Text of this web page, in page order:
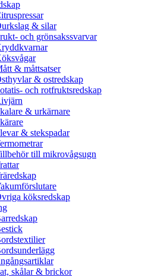
& silar
och grönsakssvarvar
& måttsatser
& ostredskap
och rotfruktsredskap
& urkärnare
& stekspadar
till mikrovågsugn
köksredskap
skålar & brickor